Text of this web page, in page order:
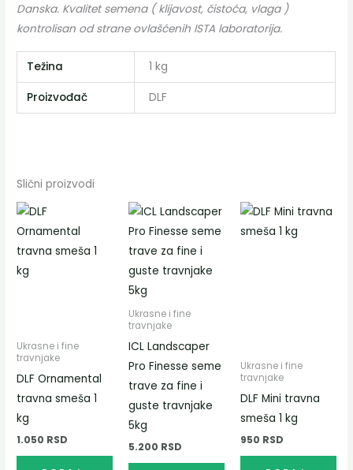
Danska. Kvalitet semena ( klijavost, čistoća, vlaga )
kontrolisan od strane ovlašćenih ISTA laboratorija.
Težina 1 kg
Proizvođač DLF
Slični proizvodi
Ukrasne i fine
travnjake
DLF Ornamental
travna smeša 1
kg
1.050 RSD
Ukrasne i fine
travnjake
ICL Landscaper
Pro Finesse seme
trave za fine i
guste travnjake
5kg
5.200 RSD
Ukrasne i fine
travnjake
DLF Mini travna
smeša 1 kg
950 RSD